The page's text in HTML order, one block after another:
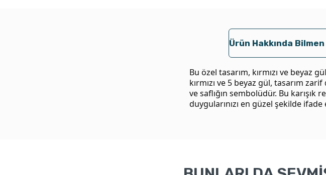
Ürün Hakkında
Bu özel tasarım, kırmızı ve beyaz
kırmızı ve 5 beyaz gül, tasarım
ve saflığın sembolüdür. Bu karışık
duygularınızı en güzel şekilde